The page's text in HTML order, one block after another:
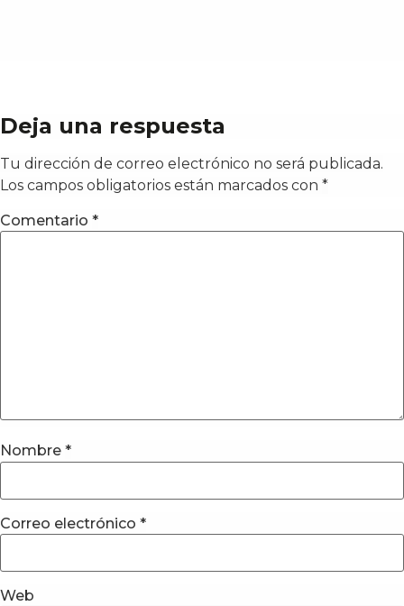
Deja una respuesta
Tu dirección de correo electrónico no será publicada.
Los campos obligatorios están marcados con *
Comentario *
Nombre *
Correo electrónico *
Web